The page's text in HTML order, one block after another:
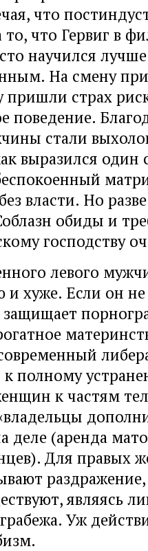
что
что Гервиг в
научился
На смену
страх
поведение.
стали
выразился один
власти. Но
обиды и
господству
левого
и хуже. Если он не
защищает
полному
к частям
деле (аренда
Для правых
являясь
Уж